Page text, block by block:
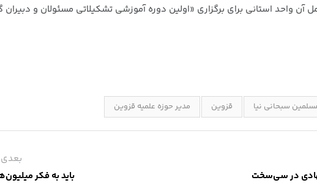
آن واحد استانی برای برگزاری «اولین دوره آموزشی تشکیلاتی مسئولان و
سبحانی نیا قزوین مدیر حوزه علمیه قزوین
جهادی در سی‌سخت
بعدی
باید به فکر